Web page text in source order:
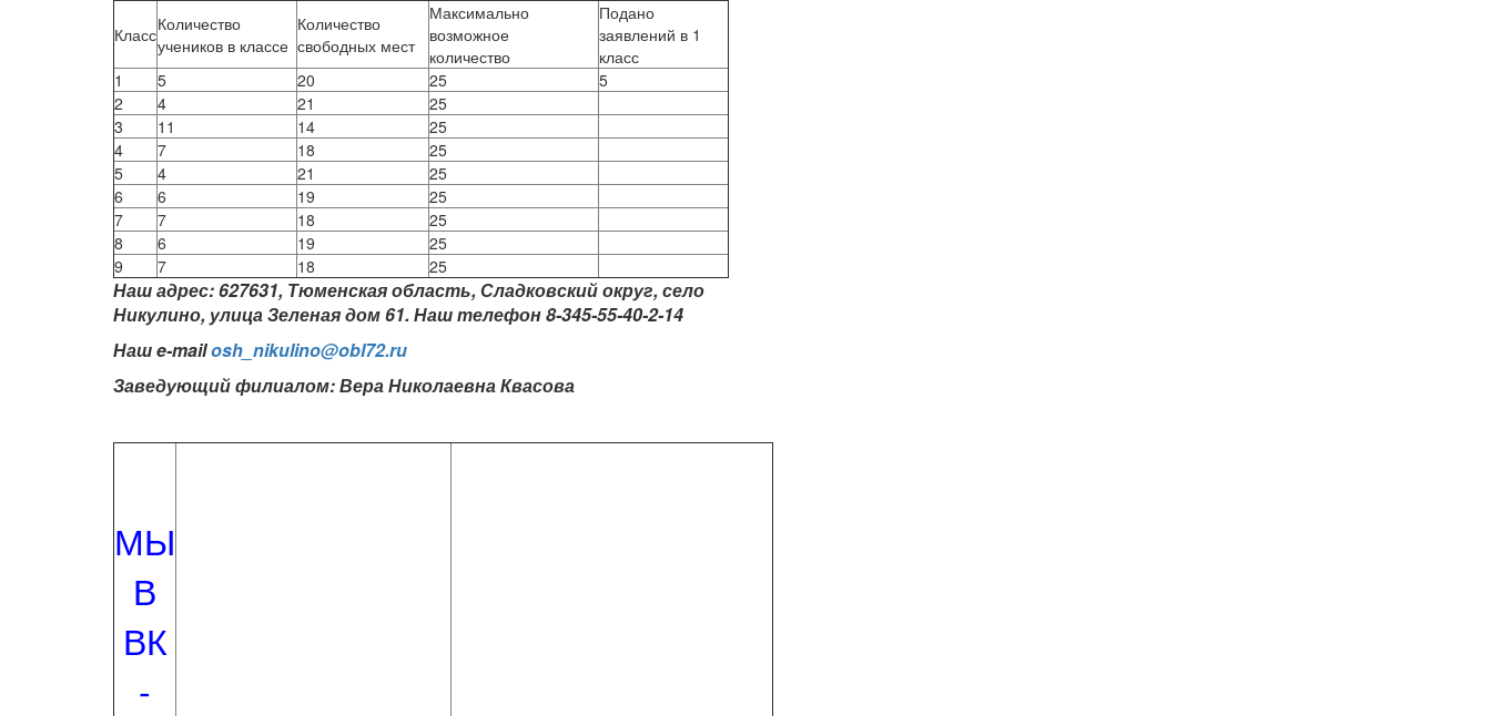
КлассКоличество
учеников в классе
Количество
свободных мест
Максимально
возможное
количество
Подано
заявлений в 1
класс
1
5 20 25
5
2
4 21
25
3
11 14
25
4
7 18
25
5
4 21
25
6
6 19
25
7
7 18
25
8
6 19
25
9
7 18 25
Наш адрес: 627631, Тюменская область, Сладковский округ, село
Никулино, улица Зеленая дом 61. Наш телефон 8-345-55-40-2-14
Наш e-mailosh_nikulino@obl72.ru
Заведующий филиалом: Вера Николаевна Квасова
МЫ
В
ВК
-